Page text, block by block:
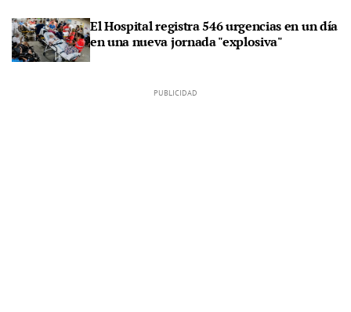
El Hospital registra 546 urgencias en un día
en una nueva jornada "explosiva"